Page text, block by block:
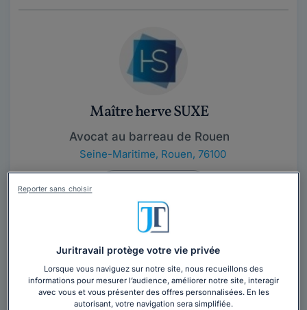
Maître herve SUXE
Avocat au barreau de Rouen
Seine-Maritime, Rouen, 76100
Juritravail protège votre vie privée
Lorsque vous naviguez sur notre site, nous recueillons des
informations pour mesurer l’audience, améliorer notre site, interagir
avec vous et vous présenter des offres personnalisées. En les
autorisant, votre navigation sera simplifiée.
Reporter sans choisir